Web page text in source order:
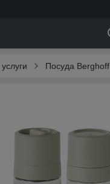
Посуда Berghoff